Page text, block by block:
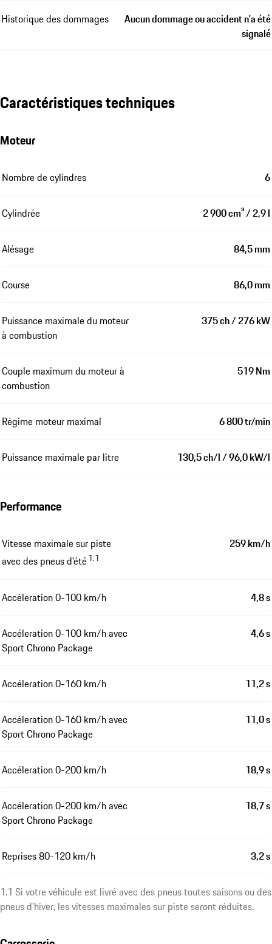
Historique des dommages
Aucun dommage ou accident n'a été
signalé
Caractéristiques techniques
Moteur
Nombre de cylindres 6
Cylindrée 2 900 cm³ / 2,9 l
Alésage 84,5 mm
Course 86,0 mm
Puissance maximale du moteur
à combustion
375 ch / 276 kW
Couple maximum du moteur à
combustion
519 Nm
Régime moteur maximal 6 800 tr/min
Puissance maximale par litre 130,5 ch/l / 96,0 kW/l
Performance
Vitesse maximale sur piste
avec des pneus d'été1.1
259 km/h
Accéleration 0-100 km/h 4,8 s
Accéleration 0-100 km/h avec
Sport Chrono Package
4,6 s
Accéleration 0-160 km/h 11,2 s
Accéleration 0-160 km/h avec
Sport Chrono Package
11,0 s
Accéleration 0-200 km/h 18,9 s
Accéleration 0-200 km/h avec
Sport Chrono Package
18,7 s
Reprises 80-120 km/h 3,2 s
1.1 Si votre véhicule est livré avec des pneus toutes saisons ou des
pneus d'hiver, les vitesses maximales sur piste seront réduites.